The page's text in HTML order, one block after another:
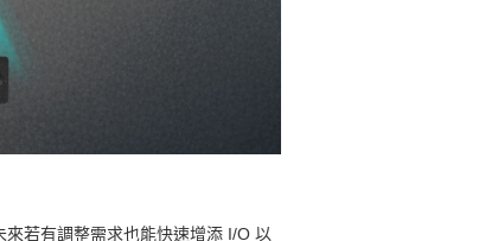
若有調整需求也能快速增添 I/O 以